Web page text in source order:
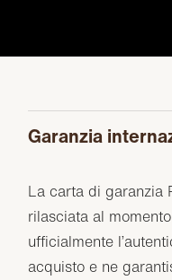
Garanzia
La carta di garanzia
rilasciata al
ufficialmente
acquisto e ne